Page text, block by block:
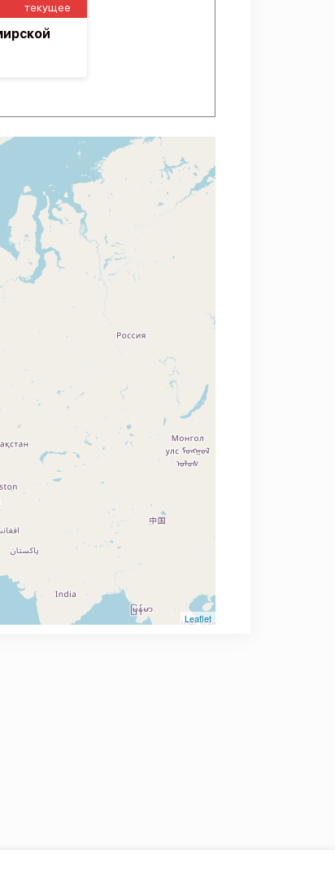
текущее
Leaflet